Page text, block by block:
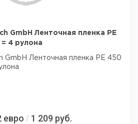
GmbH Ленточная пленка PE
4 рулона
GmbH Ленточная пленка PE 450
евро / 1 209 руб.